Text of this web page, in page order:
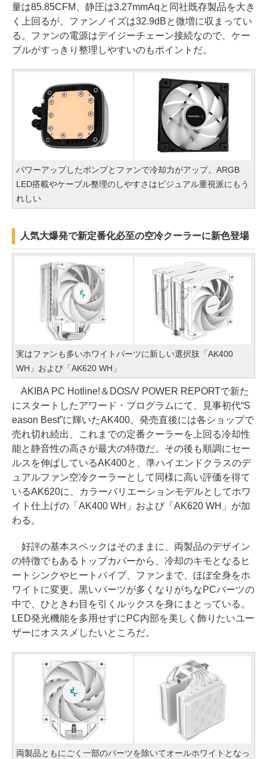
量は85.85CFM、静圧は3.27mmAqと同社既存製品を大き
く上回るが、ファンノイズは32.9dBと微増に収まってい
る。ファンの電源はデイジーチェーン接続なので、ケー
ブルがすっきり整理しやすいのもポイントだ。
パワーアップしたポンプとファンで冷却力がアップ。ARGB
LED搭載やケーブル整理のしやすさはビジュアル重視派にもう
れしい
人気大爆発で新定番化必至の空冷クーラーに新色登場
実はファンも多いホワイトパーツに新しい選択肢「AK400
WH」および「AK620 WH」
AKIBA PC Hotline!＆DOS/V POWER REPORTで新た
にスタートしたアワード・プログラムにて、見事初代“S
eason Best”に輝いたAK400。発売直後には各ショップで
売れ切れ続出、これまでの定番クーラーを上回る冷却性
能と静音性の高さが最大の特徴だ。その後も順調にセー
ルスを伸ばしているAK400と、準ハイエンドクラスのデ
ュアルファン空冷クーラーとして同様に高い評価を得て
いるAK620に、カラーバリエーションモデルとしてホワ
イト仕上げの「AK400 WH」および「AK620 WH」が加
わる。
好評の基本スペックはそのままに、両製品のデザイン
の特徴でもあるトップカバーから、冷却のキモとなるヒ
ートシンクやヒートパイプ、ファンまで、ほぼ全身をホ
ワイトに変更。黒いパーツが多くなりがちなPCパーツの
中で、ひときわ目を引くルックスを身にまとっている。
LED発光機能を多用せずにPC内部を美しく飾りたいユー
ザーにオススメしたいところだ。
両製品ともにごく一部のパーツを除いてオールホワイトとなっ